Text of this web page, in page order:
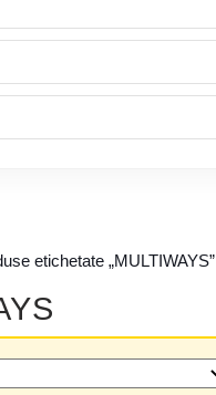
etichetate „MULTIWAYS”